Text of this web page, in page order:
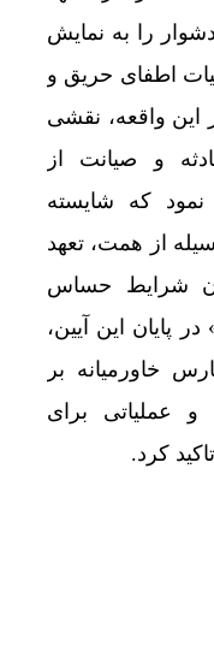
را به نمایش
اطفای حریق و
این واقعه، نقشی
و صیانت از
نمود که شایسته
از همت، تعهد
شرایط حساس
پایان این آیین،
خاورمیانه بر
و عملیاتی برای
کرد.